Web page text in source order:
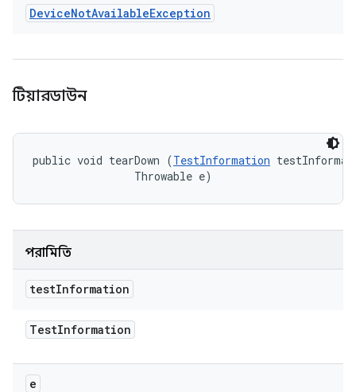
DeviceNotAvailableException
টিয়ারডাউন
public void tearDown (TestInformation
                Throwable e)
পরামিতি
testInformation
TestInformation
e